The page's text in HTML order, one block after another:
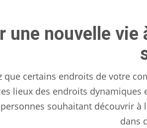
une nouvelle
que certains endroits de votre
lieux des endroits
souhaitant découvrir à
dans